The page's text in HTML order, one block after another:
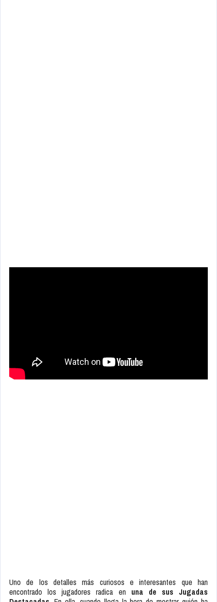
Uno de los detalles más curiosos e interesantes que han
encontrado los jugadores radica en una de sus Jugadas